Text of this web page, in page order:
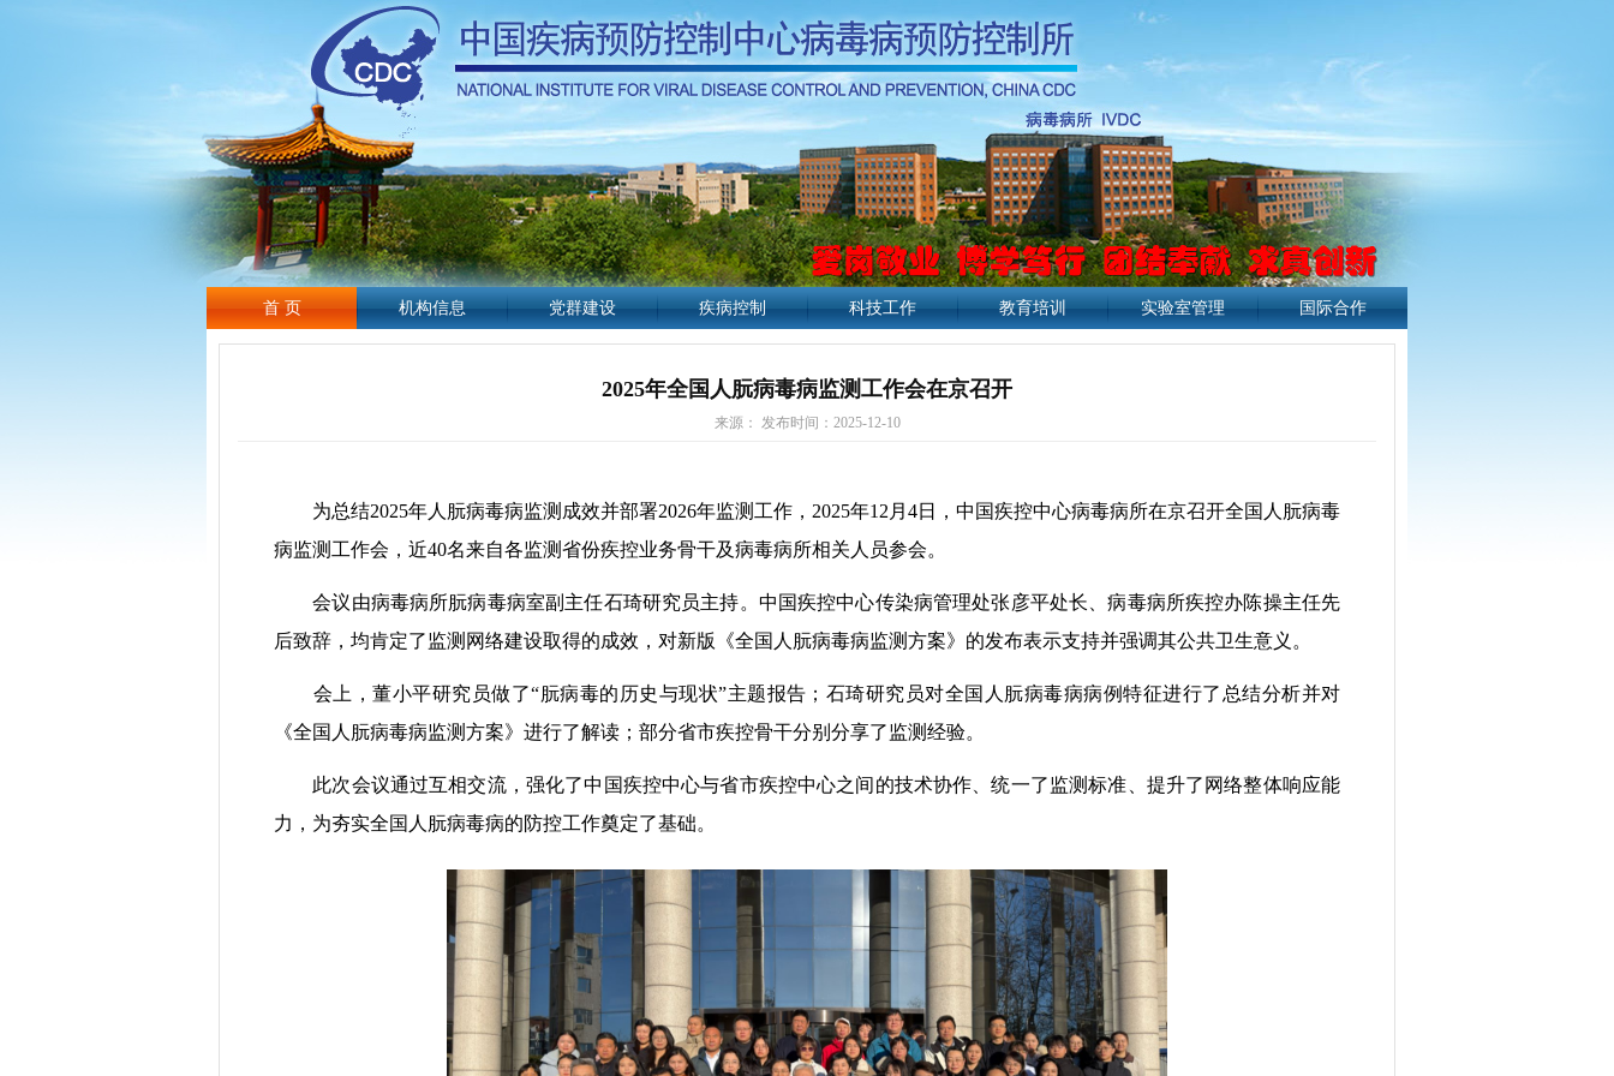
首 页 机构信息 党群建设 疾病控制 科技工作 教育培训 实验室管理 国际合作
2025年全国人朊病毒病监测工作会在京召开
来源： 发布时间：2025-12-10
为总结2025年人朊病毒病监测成效并部署2026年监测工作，2025年12月4日，中国疾控中心病毒病所在京召开全国人朊病毒
病监测工作会，近40名来自各监测省份疾控业务骨干及病毒病所相关人员参会。
会议由病毒病所朊病毒病室副主任石琦研究员主持。中国疾控中心传染病管理处张彦平处长、病毒病所疾控办陈操主任先
后致辞，均肯定了监测网络建设取得的成效，对新版《全国人朊病毒病监测方案》的发布表示支持并强调其公共卫生意义。
会上，董小平研究员做了“朊病毒的历史与现状”主题报告；石琦研究员对全国人朊病毒病病例特征进行了总结分析并对
《全国人朊病毒病监测方案》进行了解读；部分省市疾控骨干分别分享了监测经验。
此次会议通过互相交流，强化了中国疾控中心与省市疾控中心之间的技术协作、统一了监测标准、提升了网络整体响应能
力，为夯实全国人朊病毒病的防控工作奠定了基础。